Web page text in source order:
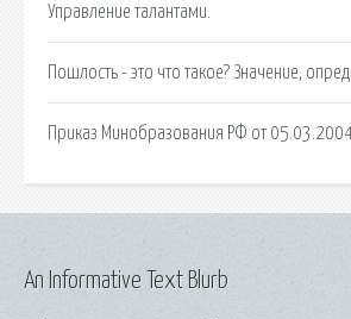
Управление талантами.
Пошлость - это что такое? Значение,
Приказ Минобразования РФ от
An Informative Text Blurb